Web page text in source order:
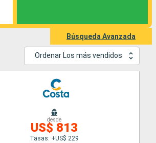
Búsqueda Avanzada
Ordenar Los más vendidos
desde
US$ 813
Tasas: +US$ 229